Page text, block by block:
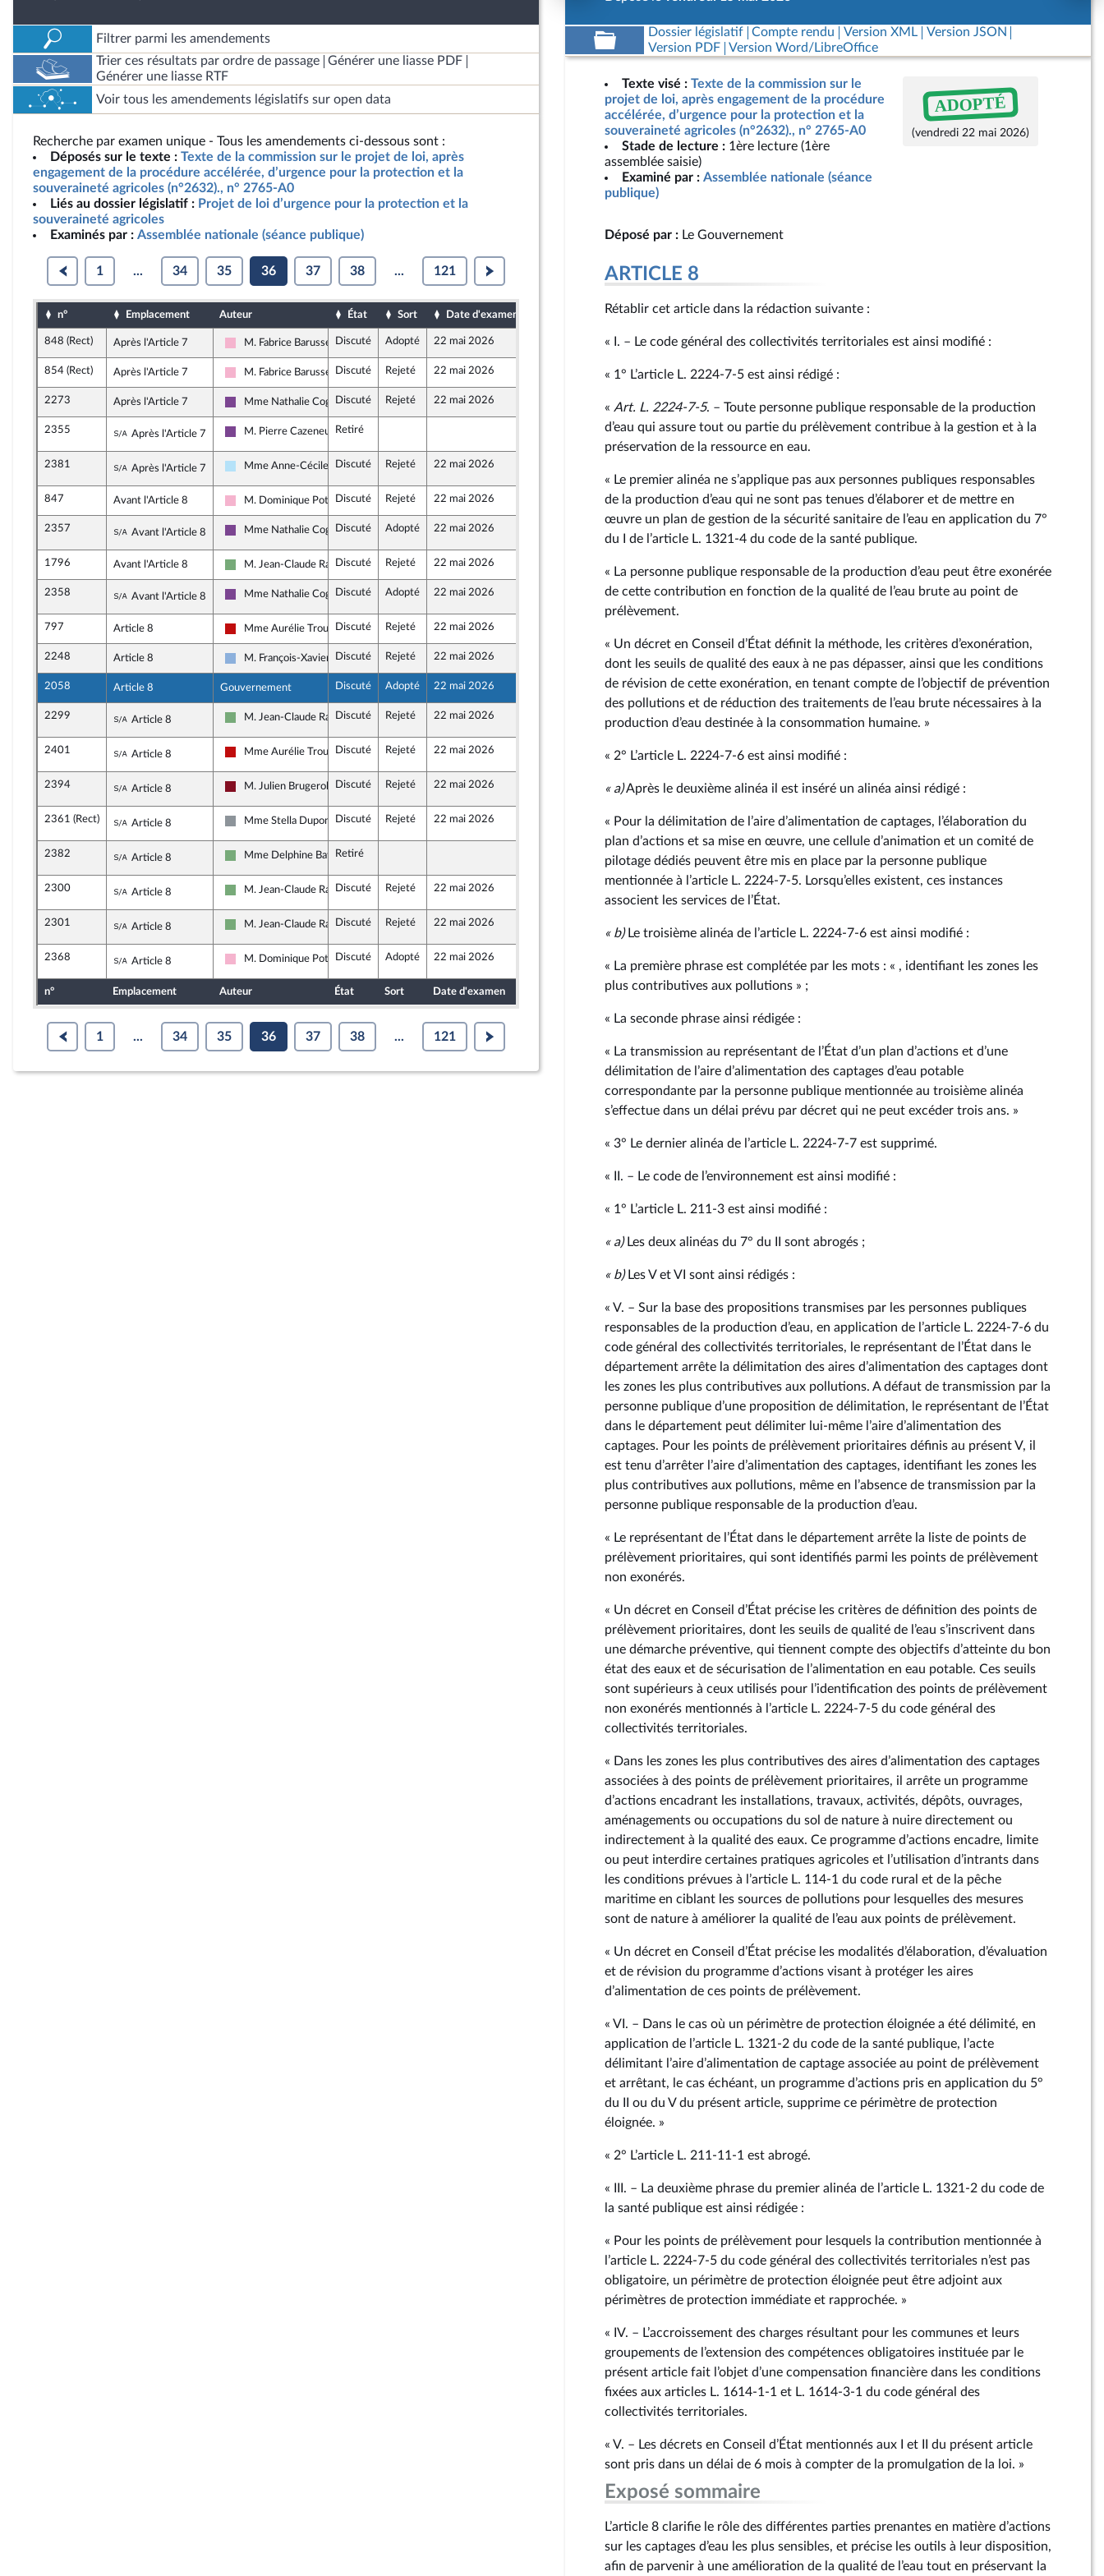
Filtrer parmi les amendements
Trier ces résultats par ordre de passage
Générer une liasse PDF
Générer une liasse RTF
Voir tous les amendements législatifs sur open data
Recherche par examen unique - Tous les amendements ci-dessous sont :
Déposés sur le texte : Texte de la commission sur le projet de loi, après
engagement de la procédure accélérée, d’urgence pour la protection et la
souveraineté agricoles (n°2632)., n° 2765-A0
Liés au dossier législatif : Projet de loi d’urgence pour la protection et la
souveraineté agricoles
Examinés par : Assemblée nationale (séance publique)
1 ... 34 35 36 37 38 ... 121
n° Emplacement Auteur État Sort Date d'examen Date de dépôt
848 (Rect) Après l'Article 7
Socialistes et apparentés
M. Fabrice BarusseauDiscuté Adopté 22 mai 2026
854 (Rect) Après l'Article 7
Socialistes et apparentés
M. Fabrice BarusseauDiscuté Rejeté 22 mai 2026
2273 Après l'Article 7
Ensemble pour la République
Mme Nathalie CoggiaDiscuté Rejeté 22 mai 2026
2355 Sous-amendement de l'amendement n°2273
Après l'Article 7 Ensemble pour la République
M. Pierre CazeneuveRetiré
2381 Sous-amendement de l'amendement n°2273
Après l'Article 7 Horizons & Indépendants
Mme Anne-Cécile Violland
Discuté Rejeté 22 mai 2026
847 Avant l'Article 8
Socialistes et apparentés
M. Dominique PotierDiscuté Rejeté 22 mai 2026
2357 Sous-amendement de l'amendement n°847
Avant l'Article 8 Ensemble pour la République
Mme Nathalie CoggiaDiscuté Adopté 22 mai 2026
1796 Avant l'Article 8
Écologiste et Social
M. Jean-Claude RauxDiscuté Rejeté 22 mai 2026
2358 Sous-amendement de l'amendement n°1796
Avant l'Article 8 Ensemble pour la République
Mme Nathalie CoggiaDiscuté Adopté 22 mai 2026
797 Article 8
La France insoumise - Nouveau Front Populaire
Mme Aurélie TrouvéDiscuté Rejeté 22 mai 2026
2248 Article 8
Droite Républicaine
M. François-Xavier Ceccoli
Discuté Rejeté 22 mai 2026
2058 Article 8 Gouvernement Discuté Adopté 22 mai 2026
2299 Sous-amendement de l'amendement n°2058
Article 8 Écologiste et Social
M. Jean-Claude RauxDiscuté Rejeté 22 mai 2026
2401 Sous-amendement de l'amendement n°2058
Article 8 La France insoumise - Nouveau Front Populaire
Mme Aurélie TrouvéDiscuté Rejeté 22 mai 2026
2394 Sous-amendement de l'amendement n°2058
Article 8 Gauche Démocrate et Républicaine
M. Julien BrugerollesDiscuté Rejeté 22 mai 2026
2361 (Rect) Sous-amendement de l'amendement n°2058
Article 8 Non inscrit
Mme Stella Dupont Discuté Rejeté 22 mai 2026
2382 Sous-amendement de l'amendement n°2058
Article 8 Écologiste et Social
Mme Delphine BathoRetiré
2300 Sous-amendement de l'amendement n°2058
Article 8 Écologiste et Social
M. Jean-Claude RauxDiscuté Rejeté 22 mai 2026
2301 Sous-amendement de l'amendement n°2058
Article 8 Écologiste et Social
M. Jean-Claude RauxDiscuté Rejeté 22 mai 2026
2368 Sous-amendement de l'amendement n°2058
Article 8 Socialistes et apparentés
M. Dominique PotierDiscuté Adopté 22 mai 2026
n° Emplacement Auteur État Sort Date d'examen
1 ... 34 35 36 37 38 ... 121
Dossier législatif Compte rendu Version XML
Version JSON
Version PDF
Version Word/LibreOffice
Texte visé : Texte de la commission sur le
projet de loi, après engagement de la procédure
accélérée, d’urgence pour la protection et la
souveraineté agricoles (n°2632)., n° 2765-A0
Stade de lecture : 1ère lecture (1ère
assemblée saisie)
Examiné par : Assemblée nationale (séance
publique)
ADOPTÉ
(vendredi 22 mai 2026)
Déposé par : Le Gouvernement
ARTICLE 8
Rétablir cet article dans la rédaction suivante :
« I. – Le code général des collectivités territoriales est ainsi modifié :
« 1° L’article L. 2224‑7‑5 est ainsi rédigé :
« Art. L. 2224‑7‑5. – Toute personne publique responsable de la production
d’eau qui assure tout ou partie du prélèvement contribue à la gestion et à la
préservation de la ressource en eau.
« Le premier alinéa ne s’applique pas aux personnes publiques responsables
de la production d’eau qui ne sont pas tenues d’élaborer et de mettre en
œuvre un plan de gestion de la sécurité sanitaire de l’eau en application du 7°
du I de l’article L. 1321‑4 du code de la santé publique.
« La personne publique responsable de la production d’eau peut être exonérée
de cette contribution en fonction de la qualité de l’eau brute au point de
prélèvement.
« Un décret en Conseil d’État définit la méthode, les critères d’exonération,
dont les seuils de qualité des eaux à ne pas dépasser, ainsi que les conditions
de révision de cette exonération, en tenant compte de l’objectif de prévention
des pollutions et de réduction des traitements de l’eau brute nécessaires à la
production d’eau destinée à la consommation humaine. »
« 2° L’article L. 2224‑7‑6 est ainsi modifié :
« a)Après le deuxième alinéa il est inséré un alinéa ainsi rédigé :
« Pour la délimitation de l’aire d’alimentation de captages, l’élaboration du
plan d’actions et sa mise en œuvre, une cellule d’animation et un comité de
pilotage dédiés peuvent être mis en place par la personne publique
mentionnée à l’article L. 2224‑7‑5. Lorsqu’elles existent, ces instances
associent les services de l’État.
« b)Le troisième alinéa de l’article L. 2224‑7‑6 est ainsi modifié :
« La première phrase est complétée par les mots : « , identifiant les zones les
plus contributives aux pollutions » ;
« La seconde phrase ainsi rédigée :
« La transmission au représentant de l’État d’un plan d’actions et d’une
délimitation de l’aire d’alimentation des captages d’eau potable
correspondante par la personne publique mentionnée au troisième alinéa
s’effectue dans un délai prévu par décret qui ne peut excéder trois ans. »
« 3° Le dernier alinéa de l’article L. 2224‑7‑7 est supprimé.
« II. – Le code de l’environnement est ainsi modifié :
« 1° L’article L. 211‑3 est ainsi modifié :
« a)Les deux alinéas du 7° du II sont abrogés ;
« b)Les V et VI sont ainsi rédigés :
« V. – Sur la base des propositions transmises par les personnes publiques
responsables de la production d’eau, en application de l’article L. 2224‑7‑6 du
code général des collectivités territoriales, le représentant de l’État dans le
département arrête la délimitation des aires d’alimentation des captages dont
les zones les plus contributives aux pollutions. A défaut de transmission par la
personne publique d’une proposition de délimitation, le représentant de l’État
dans le département peut délimiter lui-même l’aire d’alimentation des
captages. Pour les points de prélèvement prioritaires définis au présent V, il
est tenu d’arrêter l’aire d’alimentation des captages, identifiant les zones les
plus contributives aux pollutions, même en l’absence de transmission par la
personne publique responsable de la production d’eau.
« Le représentant de l’État dans le département arrête la liste de points de
prélèvement prioritaires, qui sont identifiés parmi les points de prélèvement
non exonérés.
« Un décret en Conseil d’État précise les critères de définition des points de
prélèvement prioritaires, dont les seuils de qualité de l’eau s’inscrivent dans
une démarche préventive, qui tiennent compte des objectifs d’atteinte du bon
état des eaux et de sécurisation de l’alimentation en eau potable. Ces seuils
sont supérieurs à ceux utilisés pour l’identification des points de prélèvement
non exonérés mentionnés à l’article L. 2224‑7‑5 du code général des
collectivités territoriales.
« Dans les zones les plus contributives des aires d’alimentation des captages
associées à des points de prélèvement prioritaires, il arrête un programme
d’actions encadrant les installations, travaux, activités, dépôts, ouvrages,
aménagements ou occupations du sol de nature à nuire directement ou
indirectement à la qualité des eaux. Ce programme d’actions encadre, limite
ou peut interdire certaines pratiques agricoles et l’utilisation d’intrants dans
les conditions prévues à l’article L. 114‑1 du code rural et de la pêche
maritime en ciblant les sources de pollutions pour lesquelles des mesures
sont de nature à améliorer la qualité de l’eau aux points de prélèvement.
« Un décret en Conseil d’État précise les modalités d’élaboration, d’évaluation
et de révision du programme d’actions visant à protéger les aires
d’alimentation de ces points de prélèvement.
« VI. – Dans le cas où un périmètre de protection éloignée a été délimité, en
application de l’article L. 1321‑2 du code de la santé publique, l’acte
délimitant l’aire d’alimentation de captage associée au point de prélèvement
et arrêtant, le cas échéant, un programme d’actions pris en application du 5°
du II ou du V du présent article, supprime ce périmètre de protection
éloignée. »
« 2° L’article L. 211‑11‑1 est abrogé.
« III. – La deuxième phrase du premier alinéa de l’article L. 1321‑2 du code de
la santé publique est ainsi rédigée :
« Pour les points de prélèvement pour lesquels la contribution mentionnée à
l’article L. 2224‑7‑5 du code général des collectivités territoriales n’est pas
obligatoire, un périmètre de protection éloignée peut être adjoint aux
périmètres de protection immédiate et rapprochée. »
« IV. – L’accroissement des charges résultant pour les communes et leurs
groupements de l’extension des compétences obligatoires instituée par le
présent article fait l’objet d’une compensation financière dans les conditions
fixées aux articles L. 1614‑1‑1 et L. 1614‑3‑1 du code général des
collectivités territoriales.
« V. – Les décrets en Conseil d’État mentionnés aux I et II du présent article
sont pris dans un délai de 6 mois à compter de la promulgation de la loi. »
Exposé sommaire
L’article 8 clarifie le rôle des différentes parties prenantes en matière d’actions
sur les captages d’eau les plus sensibles, et précise les outils à leur disposition,
afin de parvenir à une amélioration de la qualité de l’eau tout en préservant la